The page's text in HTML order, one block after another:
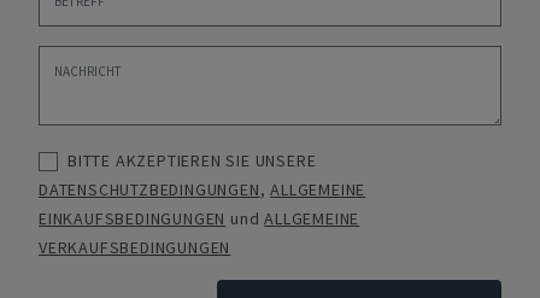
BITTE AKZEPTIEREN SIE UNSERE
DATENSCHUTZBEDINGUNGEN,ALLGEMEINE
EINKAUFSBEDINGUNGEN undALLGEMEINE
VERKAUFSBEDINGUNGEN